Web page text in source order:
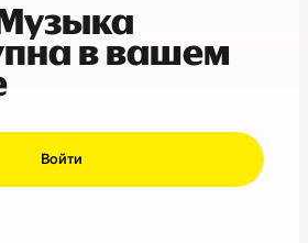
в вашем
Войти